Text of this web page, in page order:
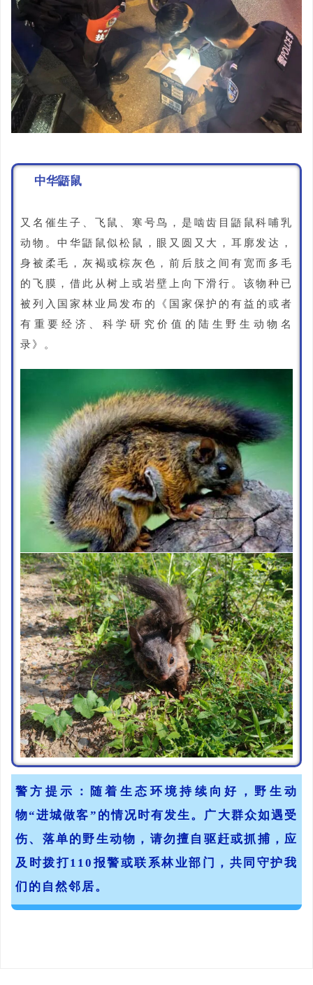
中华鼯鼠
又名催生子、飞鼠、寒号鸟，是啮齿目鼯鼠科哺乳
动物。中华鼯鼠似松鼠，眼又圆又大，耳廓发达，
身被柔毛，灰褐或棕灰色，前后肢之间有宽而多毛
的飞膜，借此从树上或岩壁上向下滑行。该物种已
被 列入 国家林业局发布的
《国家保护的有益的或者
有重要经济、科学研究价值的陆生野生动物名
录》。
警方提示：
随着生态环境持续向好，野生动
物“进城做客”的情况时有发生。广大群众如遇受
伤、落单的野生动物，请勿擅自驱赶或抓捕，应
及时拨打110报警或联系林业部门，共同守护我
们的自然邻居。